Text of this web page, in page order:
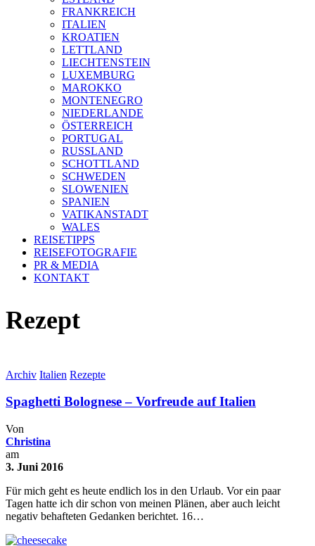
FRANKREICH
ITALIEN
KROATIEN
LETTLAND
LIECHTENSTEIN
LUXEMBURG
MAROKKO
MONTENEGRO
NIEDERLANDE
ÖSTERREICH
PORTUGAL
RUSSLAND
SCHOTTLAND
SCHWEDEN
SLOWENIEN
SPANIEN
VATIKANSTADT
WALES
REISETIPPS
REISEFOTOGRAFIE
PR & MEDIA
KONTAKT
Rezept
Archiv Italien Rezepte
Spaghetti Bolognese – Vorfreude auf Italien
Von
Christina
am
3. Juni 2016
Für mich geht es heute endlich los in den Urlaub. Vor ein paar
Tagen hatte ich dir schon von meinen Plänen, aber auch leicht
negativ behafteten Gedanken berichtet. 16…